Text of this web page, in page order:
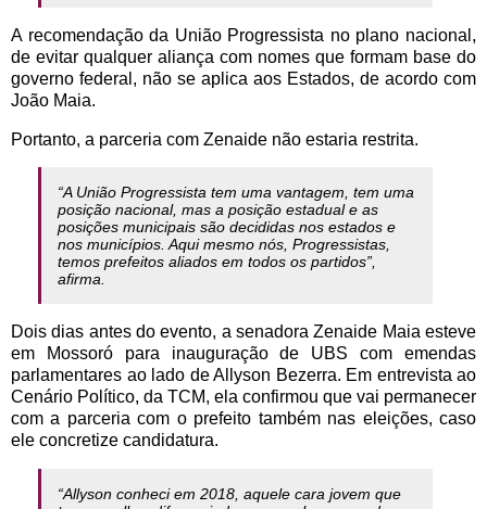
A recomendação da União Progressista no plano nacional,
de evitar qualquer aliança com nomes que formam base do
governo federal, não se aplica aos Estados, de acordo com
João Maia.
Portanto, a parceria com Zenaide não estaria restrita.
“A União Progressista tem uma vantagem, tem uma
posição nacional, mas a posição estadual e as
posições municipais são decididas nos estados e
nos municípios. Aqui mesmo nós, Progressistas,
temos prefeitos aliados em todos os partidos”,
afirma.
Dois dias antes do evento, a senadora Zenaide Maia esteve
em Mossoró para inauguração de UBS com emendas
parlamentares ao lado de Allyson Bezerra. Em entrevista ao
Cenário Político, da TCM, ela confirmou que vai permanecer
com a parceria com o prefeito também nas eleições, caso
ele concretize candidatura.
“Allyson conheci em 2018, aquele cara jovem que